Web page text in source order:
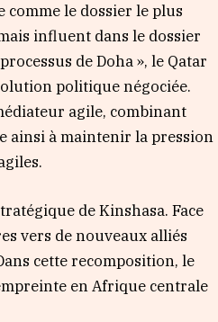
comme le dossier le plus
influent dans le dossier
de Doha », le Qatar
politique négociée.
agile, combinant
ainsi à maintenir la pression
de Kinshasa. Face
vers de nouveaux alliés
cette recomposition, le
en Afrique centrale